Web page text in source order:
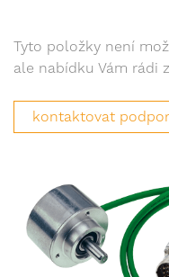
Tyto položky není
ale nabídku Vám rádi
kontaktovat